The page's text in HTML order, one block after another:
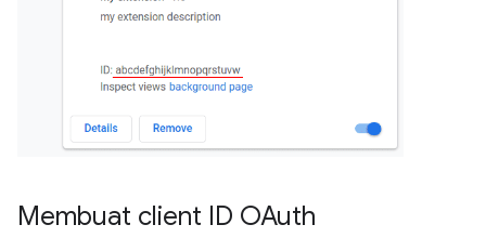
Membuat client ID OAuth